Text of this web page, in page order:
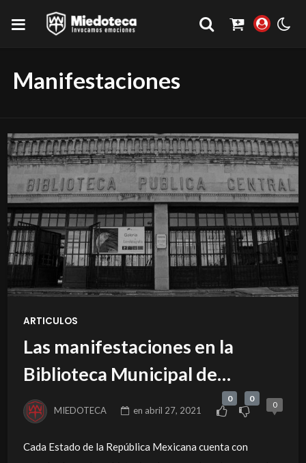
Manifestaciones
ARTICULOS
Las manifestaciones en la
Biblioteca Municipal de
Coahuila.
MIEDOTECA en abril 27, 2021
0 0
0
Cada Estado de la República Mexicana cuenta con